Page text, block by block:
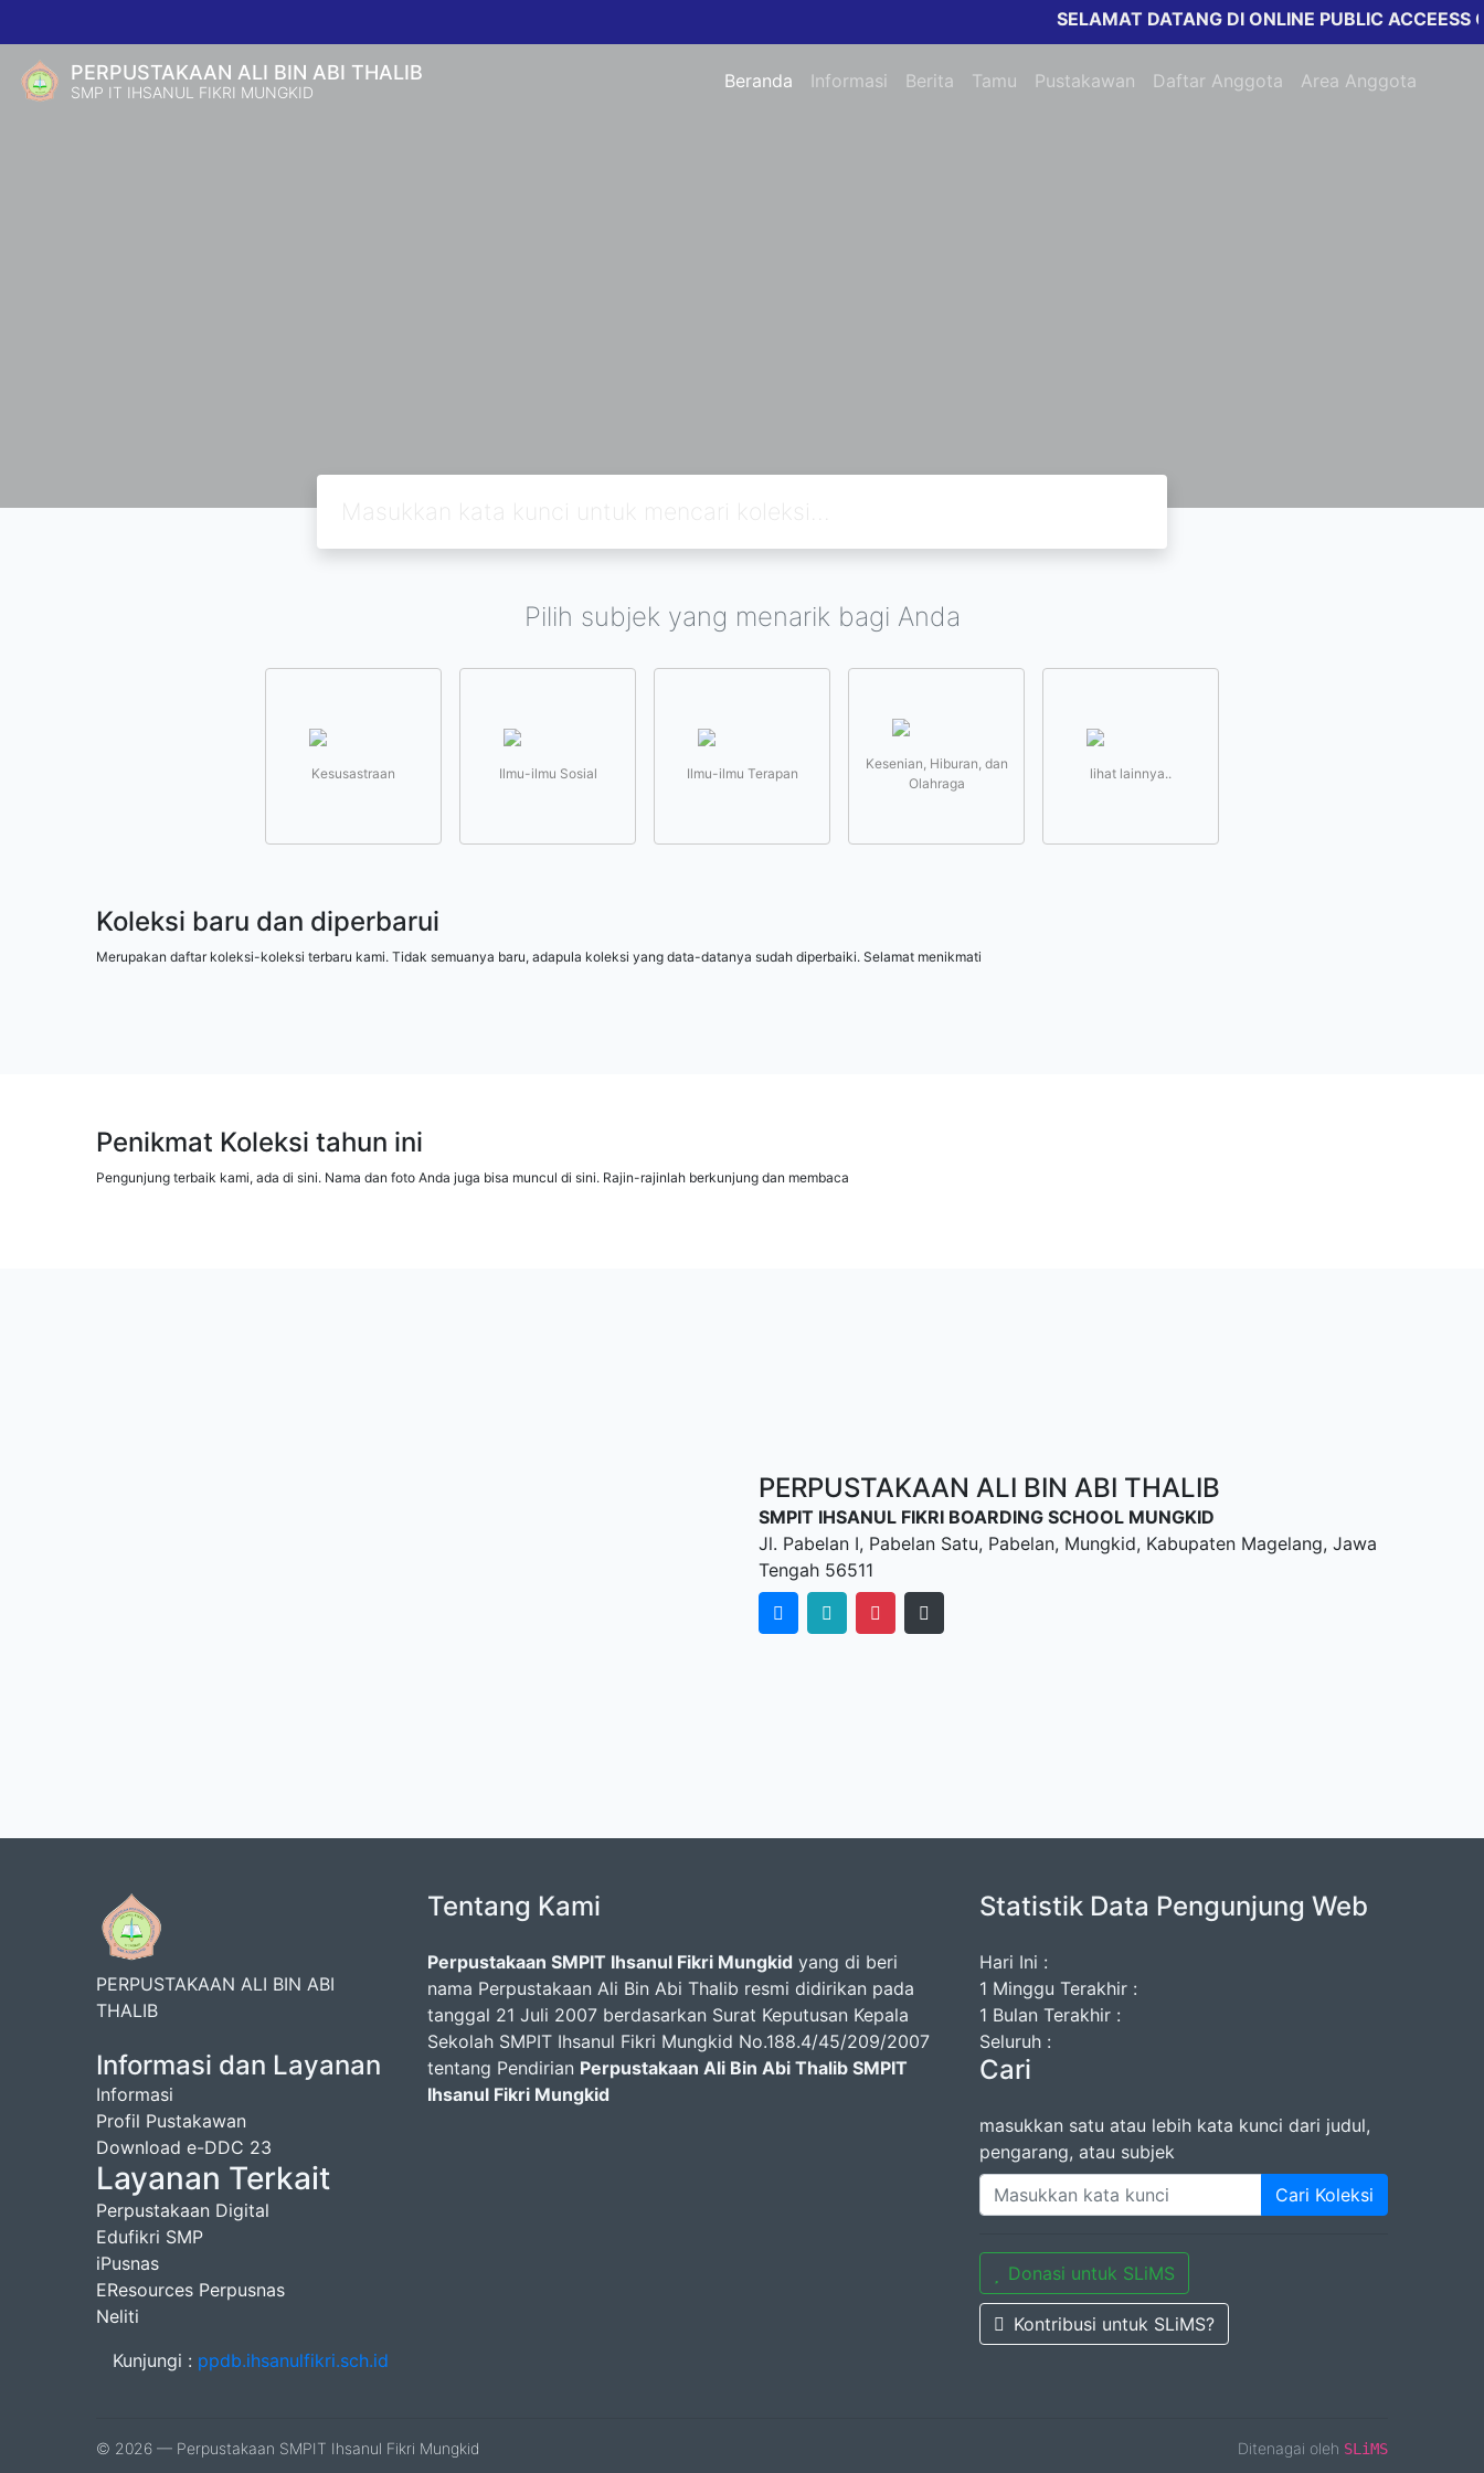
SELAMAT DATANG DI ONLINE PUBLIC ACCEESS
PERPUSTAKAAN ALI BIN ABI THALIB
SMP IT IHSANUL FIKRI MUNGKID Beranda Informasi Berita Tamu Pustakawan Daftar Anggota Area Anggota
Pilih subjek yang menarik bagi Anda
Kesusastraan Ilmu-ilmu Sosial Ilmu-ilmu Terapan
Kesenian, Hiburan, dan
Olahraga
lihat lainnya..
Koleksi baru dan diperbarui
Merupakan daftar koleksi-koleksi terbaru kami. Tidak semuanya baru, adapula koleksi yang data-datanya sudah diperbaiki. Selamat menikmati
Penikmat Koleksi tahun ini
Pengunjung terbaik kami, ada di sini. Nama dan foto Anda juga bisa muncul di sini. Rajin-rajinlah berkunjung dan membaca
PERPUSTAKAAN ALI BIN ABI THALIB
SMPIT IHSANUL FIKRI BOARDING SCHOOL MUNGKID
Jl. Pabelan I, Pabelan Satu, Pabelan, Mungkid, Kabupaten Magelang, Jawa
Tengah 56511
PERPUSTAKAAN ALI BIN ABI
THALIB
Informasi dan Layanan
Informasi
Profil Pustakawan
Download e-DDC 23
Layanan Terkait
Perpustakaan Digital
Edufikri SMP
iPusnas
EResources Perpusnas
Neliti
Kunjungi : ppdb.ihsanulfikri.sch.id
Tentang Kami
Perpustakaan SMPIT Ihsanul Fikri Mungkid yang di beri
nama Perpustakaan Ali Bin Abi Thalib resmi didirikan pada
tanggal 21 Juli 2007 berdasarkan Surat Keputusan Kepala
Sekolah SMPIT Ihsanul Fikri Mungkid No.188.4/45/209/2007
tentang Pendirian Perpustakaan Ali Bin Abi Thalib SMPIT
Ihsanul Fikri Mungkid
Statistik Data Pengunjung Web
Hari Ini :
1 Minggu Terakhir :
1 Bulan Terakhir :
Seluruh :
Cari
masukkan satu atau lebih kata kunci dari judul,
pengarang, atau subjek
Cari Koleksi
Donasi untuk SLiMS
Kontribusi untuk SLiMS?
© 2026 — Perpustakaan SMPIT Ihsanul Fikri Mungkid Ditenagai oleh SLiMS